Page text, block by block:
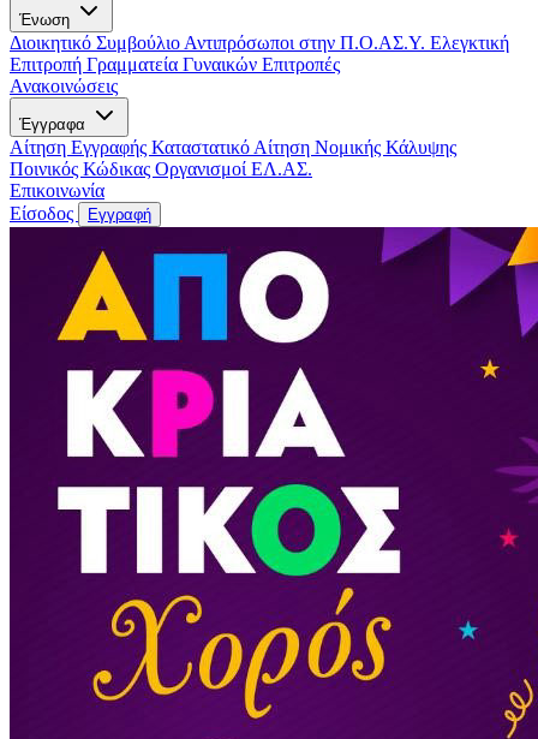
Ένωση
Διοικητικό Συμβούλιο Αντιπρόσωποι στην Π.Ο.ΑΣ.Υ. Ελεγκτική
Επιτροπή Γραμματεία Γυναικών Επιτροπές
Ανακοινώσεις
Έγγραφα
Αίτηση Εγγραφής Καταστατικό Αίτηση Νομικής Κάλυψης
Ποινικός Κώδικας Οργανισμοί ΕΛ.ΑΣ.
Επικοινωνία
Είσοδος
Εγγραφή